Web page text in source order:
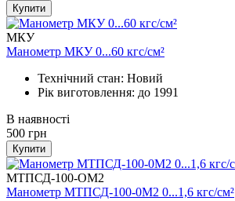
Купити
МКУ
Манометр МКУ 0...60 кгс/см²
Технічний стан: Новий
Рік виготовлення: до 1991
В наявності
500 грн
Купити
МТПСД-100-ОМ2
Манометр МТПСД-100-0М2 0...1,6 кгс/см²